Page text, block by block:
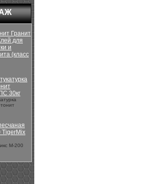
Гранит
для
и
(класс
30кг
TigerMix
М-200